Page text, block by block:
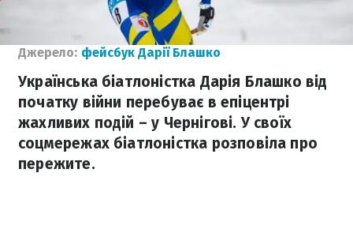
Джерело: фейсбук Дарії Блашко
Українська біатлоністка Дарія Блашко від
початку війни перебуває в епіцентрі
жахливих подій – у Чернігові. У своїх
соцмережах біатлоністка розповіла про
пережите.